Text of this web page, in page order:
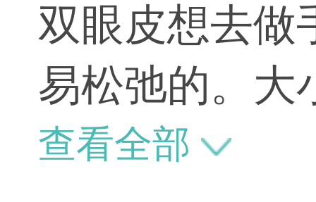
双眼皮想去做
易松弛的。大
决的。
查看全部